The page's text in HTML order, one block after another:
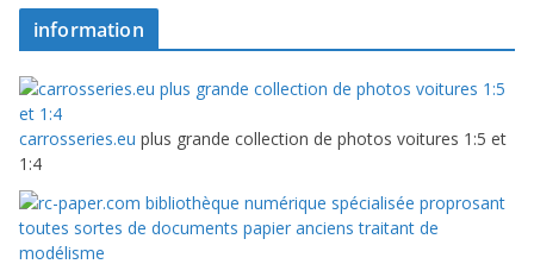
information
carrosseries.eu plus grande collection de photos voitures 1:5 et
1:4